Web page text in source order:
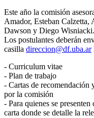
Este año la comisión
Amador, Esteban
Dawson y Diego Wisniacki.
Los postulantes deberán
casilla direccion@df.uba.ar
- Curriculum vitae
- Plan de trabajo
- Cartas de recomendación
por la comisión
- Para quienes se
carta donde se detalle la